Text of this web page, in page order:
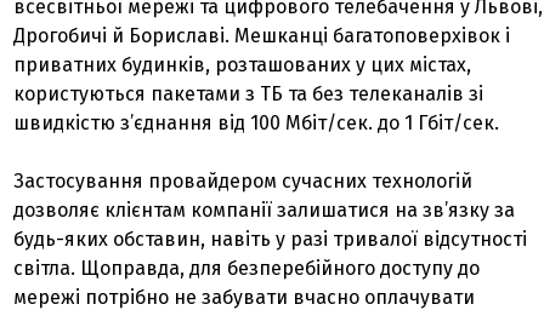
всесвітньої мережі та цифрового телебачення у Львові,
Дрогобичі й Бориславі. Мешканці багатоповерхівок і
приватних будинків, розташованих у цих містах,
користуються пакетами з ТБ та без телеканалів зі
швидкістю з’єднання від 100 Мбіт/сек. до 1 Гбіт/сек.
Застосування провайдером сучасних технологій
дозволяє клієнтам компанії залишатися на зв’язку за
будь-яких обставин, навіть у разі тривалої відсутності
світла. Щоправда, для безперебійного доступу до
мережі потрібно не забувати вчасно оплачувати